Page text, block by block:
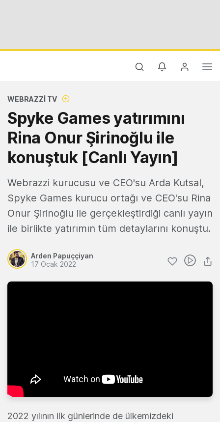
WEBRAZZI TV
Spyke Games yatırımını
Rina Onur Şirinoğlu ile
konuştuk [Canlı Yayın]
Webrazzi kurucusu ve CEO'su Arda Kutsal,
Spyke Games kurucu ortağı ve CEO'su Rina
Onur Şirinoğlu ile gerçekleştirdiği canlı yayın
ile birlikte yatırımın tüm detaylarını konuştu.
Arden Papuççiyan
17 Ocak 2022
2022 yılının ilk günlerinde de ülkemizdeki